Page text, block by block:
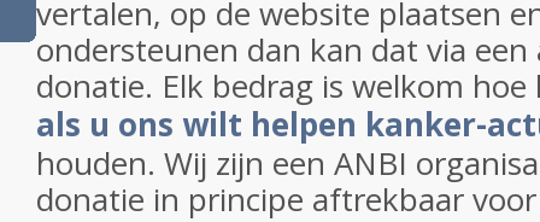
vertalen, op de website plaatsen
ondersteunen dan kan dat via
donatie. Elk bedrag is welkom
als u ons wilt helpen kanker-
houden. Wij zijn een ANBI
donatie in principe aftrekbaar